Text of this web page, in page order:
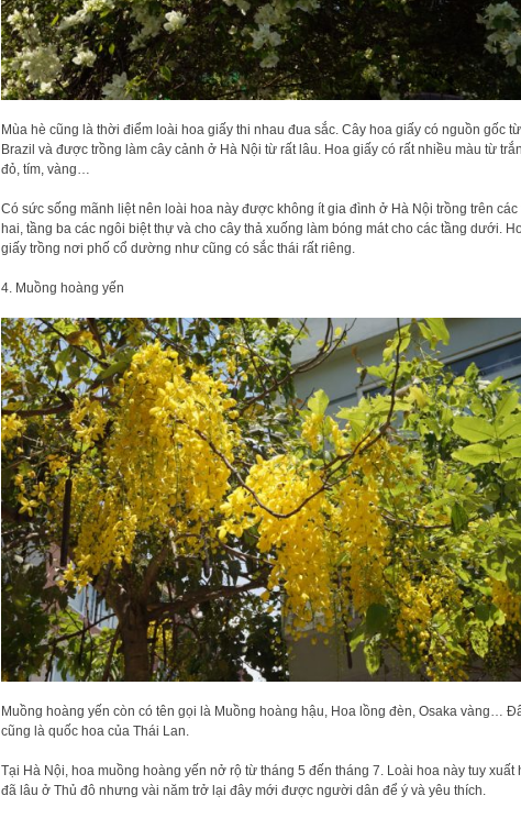
Mùa hè cũng là thời điểm loài hoa giấy thi nhau đua sắc. Cây hoa giấy có nguồn gốc từ
Brazil và được trồng làm cây cảnh ở Hà Nội từ rất lâu. Hoa giấy có rất nhiều màu từ
đỏ, tím, vàng…
Có sức sống mãnh liệt nên loài hoa này được không ít gia đình ở Hà Nội trồng trên các
hai, tầng ba các ngôi biệt thự và cho cây thả xuống làm bóng mát cho các tầng dưới.
giấy trồng nơi phố cổ dường như cũng có sắc thái rất riêng.
4. Muồng hoàng yến
Muồng hoàng yến còn có tên gọi là Muồng hoàng hậu, Hoa lồng đèn, Osaka vàng…
cũng là quốc hoa của Thái Lan.
Tại Hà Nội, hoa muồng hoàng yến nở rộ từ tháng 5 đến tháng 7. Loài hoa này tuy xuất
đã lâu ở Thủ đô nhưng vài năm trở lại đây mới được người dân để ý và yêu thích.